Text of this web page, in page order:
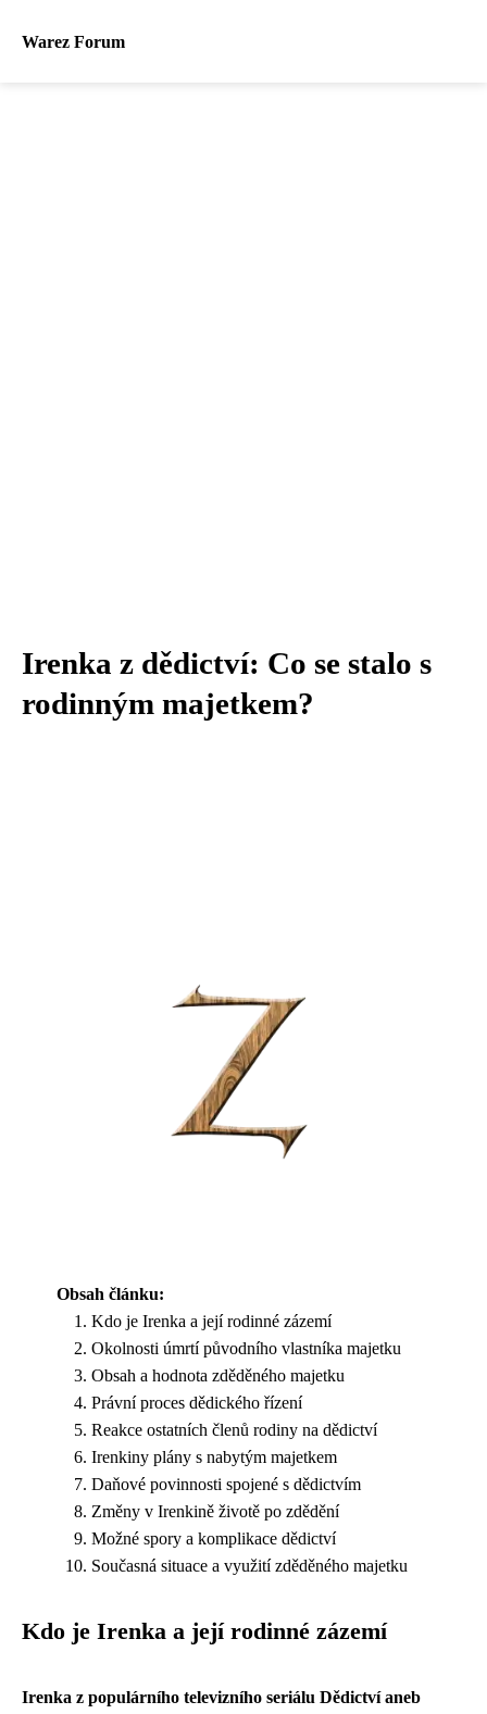
Warez Forum
Irenka z dědictví: Co se stalo s
rodinným majetkem?
Obsah článku:
Kdo je Irenka a její rodinné zázemí
Okolnosti úmrtí původního vlastníka majetku
Obsah a hodnota zděděného majetku
Právní proces dědického řízení
Reakce ostatních členů rodiny na dědictví
Irenkiny plány s nabytým majetkem
Daňové povinnosti spojené s dědictvím
Změny v Irenkině životě po zdědění
Možné spory a komplikace dědictví
Současná situace a využití zděděného majetku
Kdo je Irenka a její rodinné zázemí
Irenka z populárního televizního seriálu Dědictví aneb